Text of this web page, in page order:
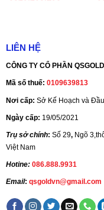
LIÊN HỆ
CÔNG TY CỔ PHẦN
Mã số thuế: 0109639813
Nơi cấp: Sở Kế Hoạch và
Ngày cấp: 19/05/2021
Trụ sở chính: Số 29, Ngõ
Việt Nam
Hotine: 086.888.9931
Email: qsgoldvn@gmail.com